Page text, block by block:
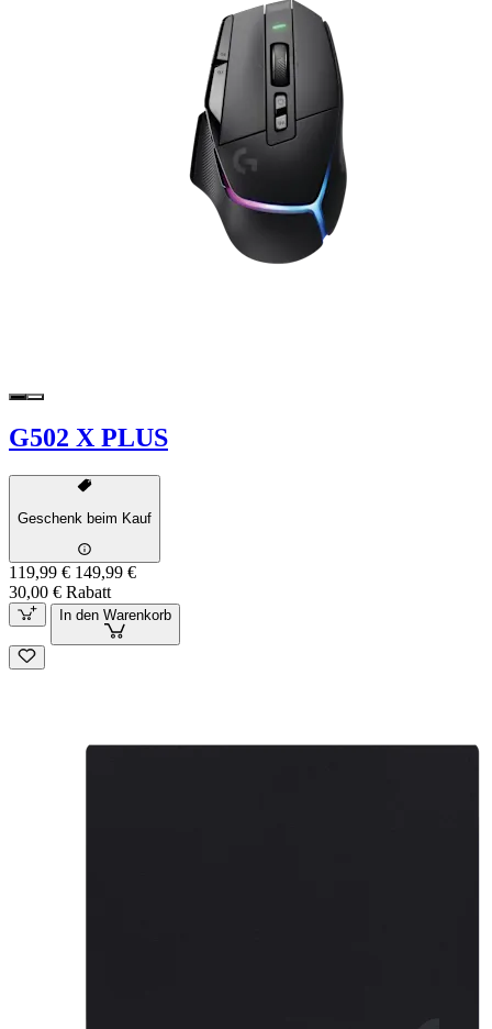
G502 X PLUS
Geschenk beim Kauf
119,99 € 149,99 €
30,00 € Rabatt
In den Warenkorb